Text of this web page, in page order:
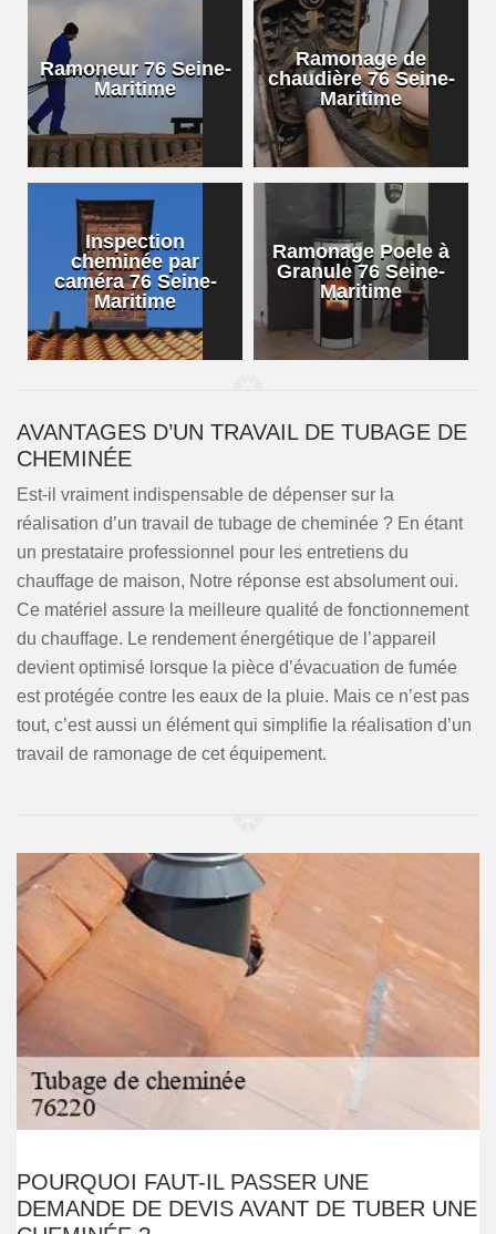
Ramoneur 76 Seine-
Maritime
Ramonage de
chaudière 76 Seine-
Maritime
Inspection
cheminée par
caméra 76 Seine-
Maritime
Ramonage Poele à
Granule 76 Seine-
Maritime
AVANTAGES D’UN TRAVAIL DE TUBAGE DE
CHEMINÉE
Est-il vraiment indispensable de dépenser sur la
réalisation d’un travail de tubage de cheminée ? En étant
un prestataire professionnel pour les entretiens du
chauffage de maison, Notre réponse est absolument oui.
Ce matériel assure la meilleure qualité de fonctionnement
du chauffage. Le rendement énergétique de l’appareil
devient optimisé lorsque la pièce d’évacuation de fumée
est protégée contre les eaux de la pluie. Mais ce n’est pas
tout, c’est aussi un élément qui simplifie la réalisation d’un
travail de ramonage de cet équipement.
POURQUOI FAUT-IL PASSER UNE
DEMANDE DE DEVIS AVANT DE TUBER UNE